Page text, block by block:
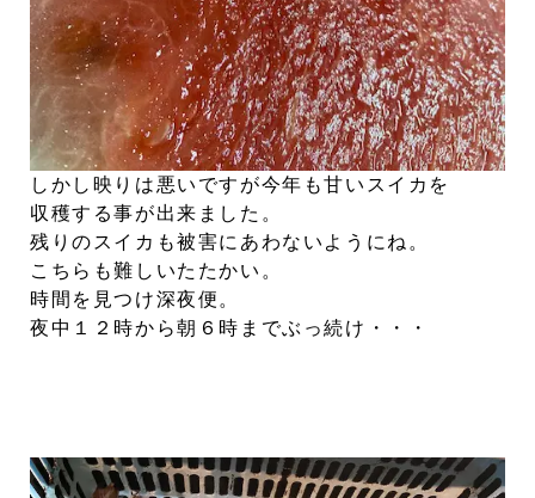
しかし映りは悪いですが今年も甘いスイカを
収穫する事が出来ました。
残りのスイカも被害にあわないようにね。
こちらも難しいたたかい。
時間を見つけ深夜便。
夜中１２時から朝６時までぶっ続け・・・